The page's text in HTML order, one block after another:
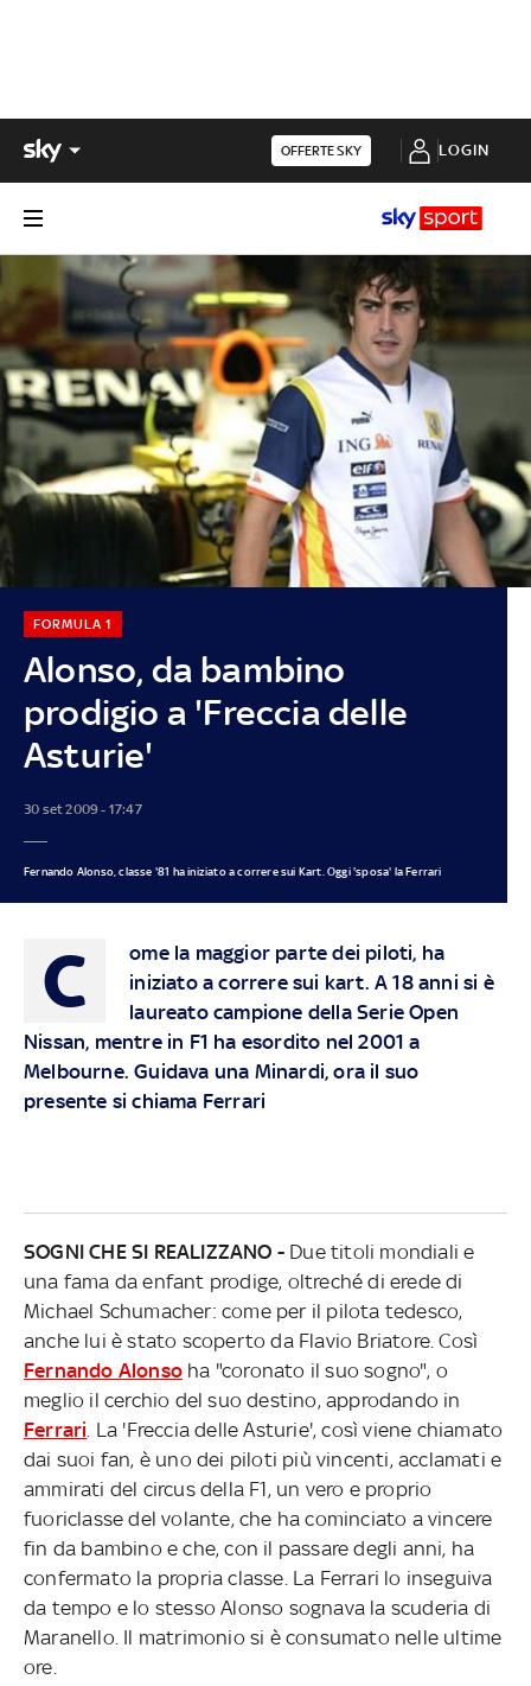
OFFERTE SKY LOGIN
Alonso, da bambino
prodigio a 'Freccia delle
Asturie'
FORMULA 1
30 set 2009 - 17:47
Fernando Alonso, classe '81 ha iniziato a correre sui Kart. Oggi 'sposa' la Ferrari
C
ome la maggior parte dei piloti, ha
iniziato a correre sui kart. A 18 anni si è
laureato campione della Serie Open
Nissan, mentre in F1 ha esordito nel 2001 a
Melbourne. Guidava una Minardi, ora il suo
presente si chiama Ferrari
SOGNI CHE SI REALIZZANO -Due titoli mondiali e
una fama da enfant prodige, oltreché di erede di
Michael Schumacher: come per il pilota tedesco,
anche lui è stato scoperto da Flavio Briatore. Così
Fernando Alonsoha "coronato il suo sogno", o
meglio il cerchio del suo destino, approdando in
Ferrari . La 'Freccia delle Asturie', così viene chiamato
dai suoi fan, è uno dei piloti più vincenti, acclamati e
ammirati del circus della F1, un vero e proprio
fuoriclasse del volante, che ha cominciato a vincere
fin da bambino e che, con il passare degli anni, ha
confermato la propria classe. La Ferrari lo inseguiva
da tempo e lo stesso Alonso sognava la scuderia di
Maranello. Il matrimonio si è consumato nelle ultime
ore.